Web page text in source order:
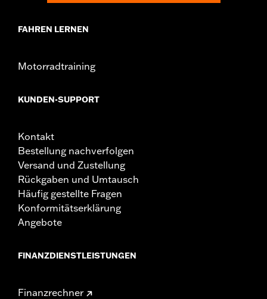
FAHREN LERNEN
Motorradtraining
KUNDEN-SUPPORT
Kontakt
Bestellung nachverfolgen
Versand und Zustellung
Rückgaben und Umtausch
Häufig gestellte Fragen
Konformitätserklärung
Angebote
FINANZDIENSTLEISTUNGEN
Finanzrechner